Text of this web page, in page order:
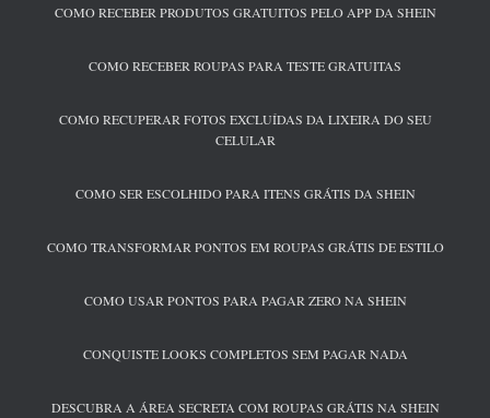
COMO RECEBER PRODUTOS GRATUITOS PELO APP DA SHEIN
COMO RECEBER ROUPAS PARA TESTE GRATUITAS
COMO RECUPERAR FOTOS EXCLUÍDAS DA LIXEIRA DO SEU
CELULAR
COMO SER ESCOLHIDO PARA ITENS GRÁTIS DA SHEIN
COMO TRANSFORMAR PONTOS EM ROUPAS GRÁTIS DE ESTILO
COMO USAR PONTOS PARA PAGAR ZERO NA SHEIN
CONQUISTE LOOKS COMPLETOS SEM PAGAR NADA
DESCUBRA A ÁREA SECRETA COM ROUPAS GRÁTIS NA SHEIN